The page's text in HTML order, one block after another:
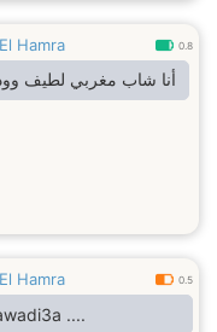
Hamra 0.8
أنا شاب مغربي لطيف
Hamra 0.5
....